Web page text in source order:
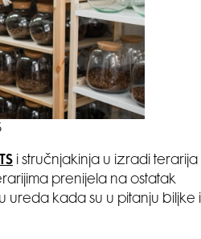
i stručnjakinja u izradi terarija
prenijela na ostatak
kada su u pitanju biljke i